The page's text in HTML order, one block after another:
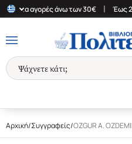
για αγορές άνω των 30€ Έως
Αρχική/Συγγραφείς/OZGUR A.